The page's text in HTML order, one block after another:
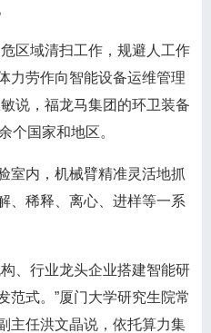
域清扫工作，规避人工作
力劳作向智能设备运维管理
说，福龙马集团的环卫装备
个国家和地区。
内，机械臂精准灵活地抓
、稀释、离心、进样等一系
行业龙头企业搭建智能研
范式。”厦门大学研究生院常
主任洪文晶说，依托算力集